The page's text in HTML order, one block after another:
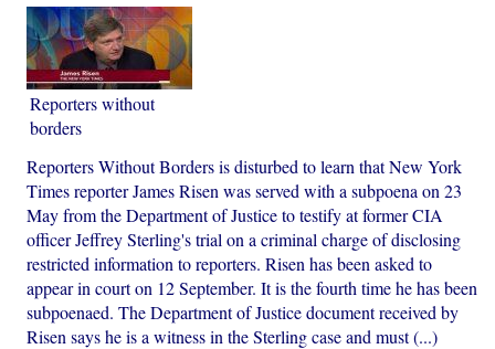
Reporters without
borders
Reporters Without Borders is disturbed to learn that New York
Times reporter James Risen was served with a subpoena on 23
May from the Department of Justice to testify at former CIA
officer Jeffrey Sterling's trial on a criminal charge of disclosing
restricted information to reporters. Risen has been asked to
appear in court on 12 September. It is the fourth time he has been
subpoenaed. The Department of Justice document received by
Risen says he is a witness in the Sterling case and must (...)